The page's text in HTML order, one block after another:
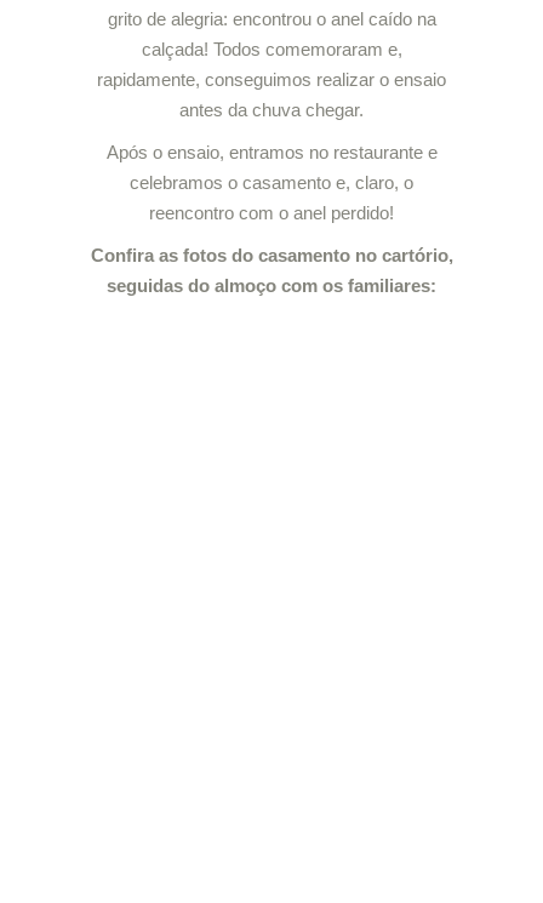
grito de alegria: encontrou o anel caído na
calçada! Todos comemoraram e,
rapidamente, conseguimos realizar o ensaio
antes da chuva chegar.
Após o ensaio, entramos no restaurante e
celebramos o casamento e, claro, o
reencontro com o anel perdido!
Confira as fotos do casamento no cartório,
seguidas do almoço com os familiares: